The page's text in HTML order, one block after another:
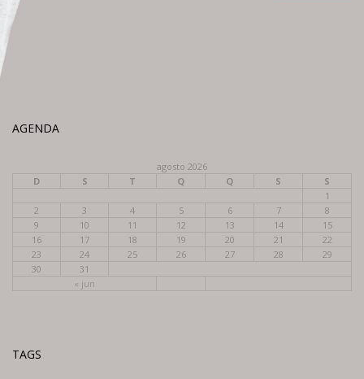
AGENDA
agosto 2026
D
S T Q Q S S
« jun
1
2
3 4 5 6 7
8
9
10 11 12 13 14
15
16
17 18 19 20 21
22
23
24 25 26 27 28
29
30
31
TAGS